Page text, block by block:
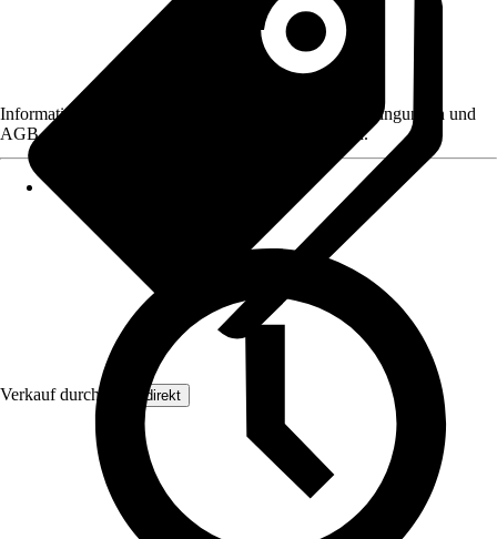
Verkauf durch: Floordirekt
Informationen des Verkäufers, wie z. B. Rückgabebedingungen und
AGB, finden Sie bei Klick auf den Verkäufernamen.